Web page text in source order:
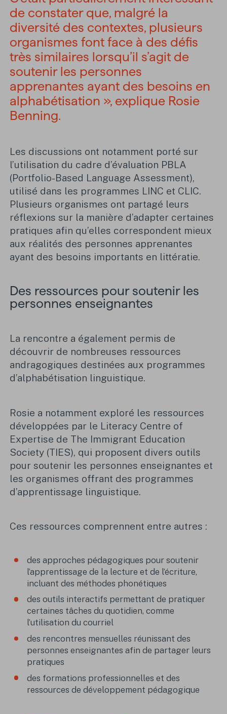
de constater que, malgré la
diversité des contextes, plusieurs
organismes font face à des défis
très similaires lorsqu’il s’agit de
soutenir les personnes
apprenantes ayant des besoins en
alphabétisation », explique Rosie
Benning.
Les discussions ont notamment porté sur
l’utilisation du cadre d’évaluation PBLA
(Portfolio-Based Language Assessment),
utilisé dans les programmes LINC et CLIC.
Plusieurs organismes ont partagé leurs
réflexions sur la manière d’adapter certaines
pratiques afin qu’elles correspondent mieux
aux réalités des personnes apprenantes
ayant des besoins importants en littératie.
Des ressources pour soutenir les
personnes enseignantes
La rencontre a également permis de
découvrir de nombreuses ressources
andragogiques destinées aux programmes
d’alphabétisation linguistique.
Rosie a notamment exploré les ressources
développées par le Literacy Centre of
Expertise de The Immigrant Education
Society (TIES), qui proposent divers outils
pour soutenir les personnes enseignantes et
les organismes offrant des programmes
d’apprentissage linguistique.
Ces ressources comprennent entre autres :
des approches pédagogiques pour soutenir
l’apprentissage de la lecture et de l’écriture,
incluant des méthodes phonétiques
des outils interactifs permettant de pratiquer
certaines tâches du quotidien, comme
l’utilisation du courriel
des rencontres mensuelles réunissant des
personnes enseignantes afin de partager leurs
pratiques
des formations professionnelles et des
ressources de développement pédagogique